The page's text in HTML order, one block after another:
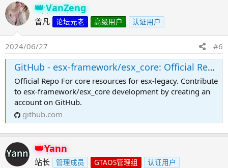
VanZeng
曾凡 论坛元老 高级用户 认证用户
2024/06/27 #6
GitHub - esx-framework/esx_core: Official Repo For core resources for esx-legacy
Official Repo For core resources for esx-legacy. Contribute
to esx-framework/esx_core development by creating an
account on GitHub.
github.com
Yann
站长 管理成员 GTAOS管理组 认证用户